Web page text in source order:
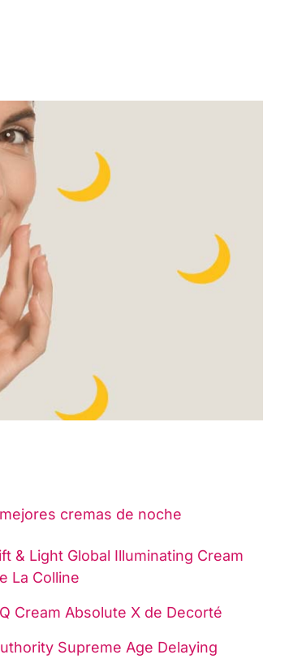
cremas de noche
& Light Global Illuminating Cream
La Colline
Cream Absolute X de Decorté
Supreme Age Delaying